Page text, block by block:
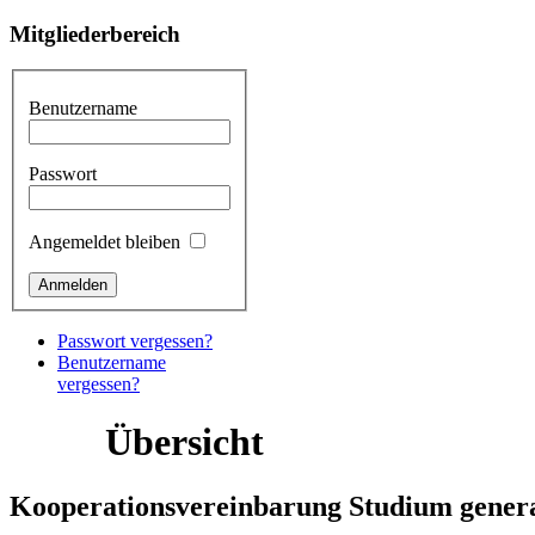
Mitgliederbereich
Benutzername
Passwort
Angemeldet bleiben
Passwort vergessen?
Benutzername
vergessen?
Übersicht
Kooperationsvereinbarung Studium